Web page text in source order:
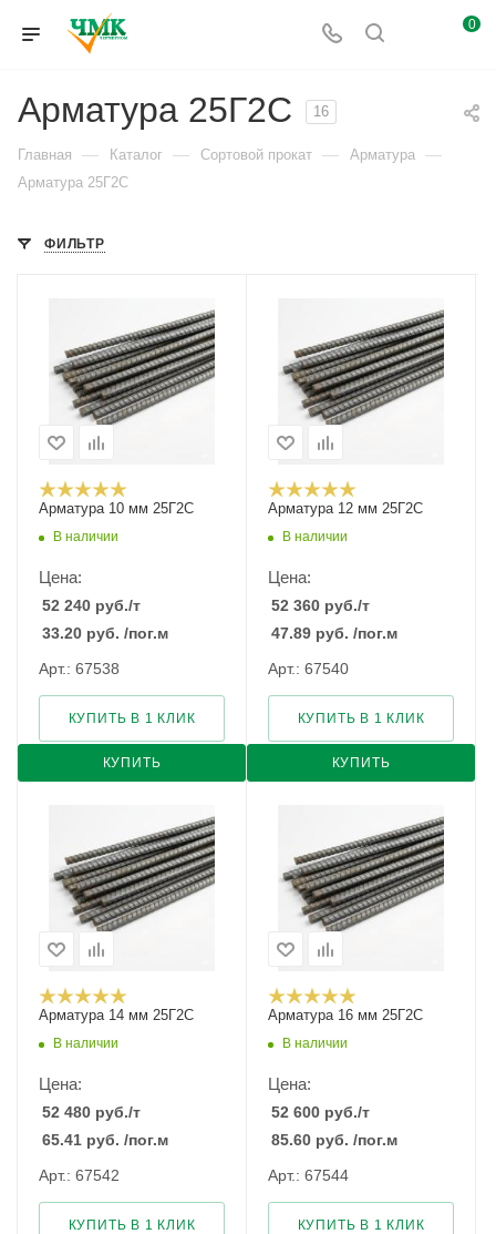
0
Арматура 25Г2С 16
Главная — Каталог — Сортовой прокат — Арматура —
Арматура 25Г2С
ФИЛЬТР
Арматура 10 мм 25Г2С
В наличии
Цена:
52 240 руб./т
33.20 руб. /пог.м
Арт.: 67538
КУПИТЬ
КУПИТЬ В 1 КЛИК
Арматура 12 мм 25Г2С
В наличии
Цена:
52 360 руб./т
47.89 руб. /пог.м
Арт.: 67540
КУПИТЬ
КУПИТЬ В 1 КЛИК
Арматура 14 мм 25Г2С
В наличии
Цена:
52 480 руб./т
65.41 руб. /пог.м
Арт.: 67542
КУПИТЬ В 1 КЛИК
Арматура 16 мм 25Г2С
В наличии
Цена:
52 600 руб./т
85.60 руб. /пог.м
Арт.: 67544
КУПИТЬ В 1 КЛИК